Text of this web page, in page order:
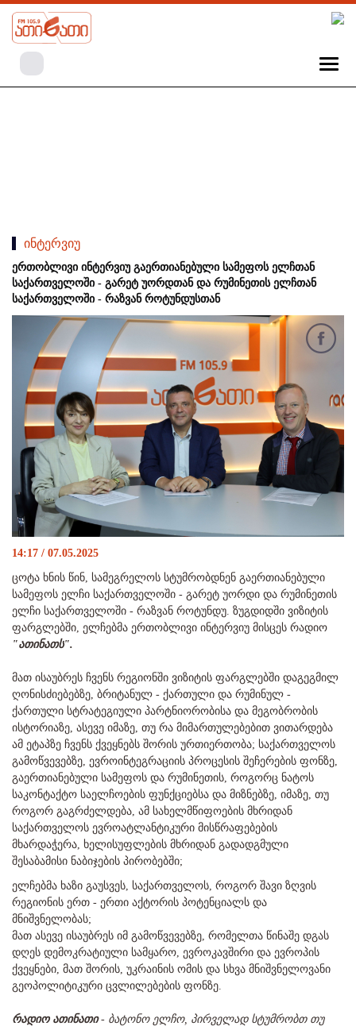
ინტერვიუ
ერთობლივი ინტერვიუ გაერთიანებული სამეფოს ელჩთან
საქართველოში - გარეტ უორდთან და რუმინეთის ელჩთან
საქართველოში - რაზვან როტუნდუსთან
14:17 / 07.05.2025
ცოტა ხნის წინ, სამეგრელოს სტუმრობდნენ გაერთიანებული
სამეფოს ელჩი საქართველოში - გარეტ უორდი და რუმინეთის
ელჩი საქართველოში - რაზვან როტუნდუ. ზუგდიდში ვიზიტის
ფარგლებში, ელჩებმა ერთობლივი ინტერვიუ მისცეს რადიო
"ათინათს".
მათ ისაუბრეს ჩვენს რეგიონში ვიზიტის ფარგლებში დაგეგმილ
ღონისძიებებზე, ბრიტანულ - ქართული და რუმინულ -
ქართული სტრატეგიული პარტნიორობისა და მეგობრობის
ისტორიაზე, ასევე იმაზე, თუ რა მიმართულებებით ვითარდება
ამ ეტაპზე ჩვენს ქვეყნებს შორის ურთიერთობა; საქართველოს
გამოწვევებზე, ევროინტეგრაციის პროცესის შეჩერების ფონზე,
გაერთიანებული სამეფოს და რუმინეთის, როგორც ნატოს
საკონტაქტო საელჩოების ფუნქციებსა და მიზნებზე, იმაზე, თუ
როგორ გაგრძელდება, ამ სახელმწიფოების მხრიდან
საქართველოს ევროატლანტიკური მისწრაფებების
მხარდაჭერა, ხელისუფლების მხრიდან გადადგმული
შესაბამისი ნაბიჯების პირობებში;
ელჩებმა ხაზი გაუსვეს, საქართველოს, როგორ შავი ზღვის
რეგიონის ერთ - ერთი აქტორის პოტენციალს და
მნიშვნელობას;
მათ ასევე ისაუბრეს იმ გამოწვევებზე, რომელთა წინაშე დგას
დღეს დემოკრატიული სამყარო, ევროკავშირი და ევროპის
ქვეყნები, მათ შორის, უკრაინის ომის და სხვა მნიშვნელოვანი
გეოპოლიტიკური ცვლილებების ფონზე.
რადიო ათინათი- ბატონო ელჩო, პირველად სტუმრობთ თუ